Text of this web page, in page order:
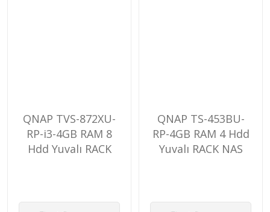
QNAP TVS-872XU-
RP-i3-4GB RAM 8
Hdd Yuvalı RACK
QNAP TS-453BU-
RP-4GB RAM 4 Hdd
Yuvalı RACK NAS